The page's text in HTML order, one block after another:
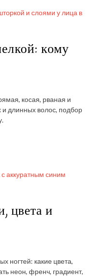
кому
косая, рваная и
и длинных волос, подбор
цвета и
ногтей: какие цвета,
неон, френч, градиент,